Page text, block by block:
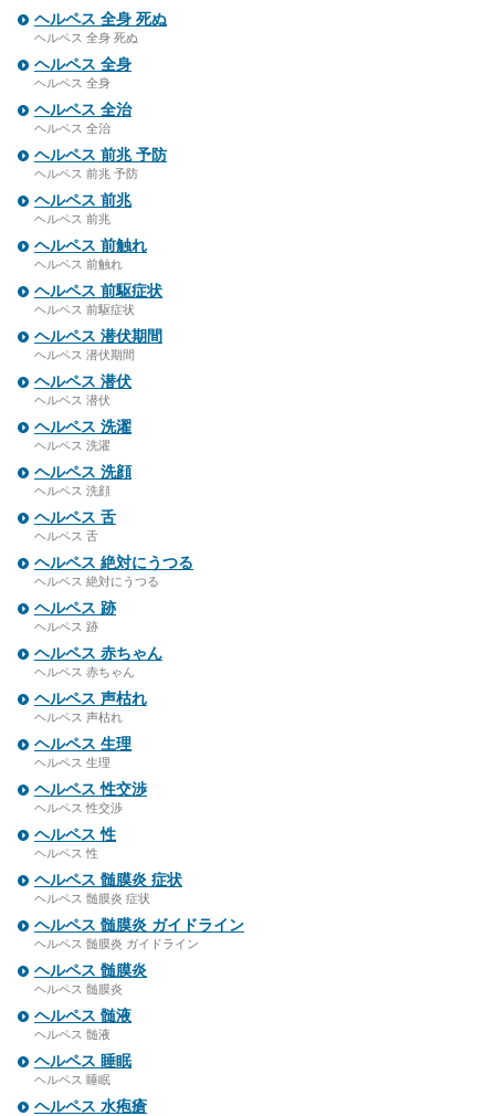
ヘルペス 全身 死ぬ
ヘルペス 全身 死ぬ
ヘルペス 全身
ヘルペス 全身
ヘルペス 全治
ヘルペス 全治
ヘルペス 前兆 予防
ヘルペス 前兆 予防
ヘルペス 前兆
ヘルペス 前兆
ヘルペス 前触れ
ヘルペス 前触れ
ヘルペス 前駆症状
ヘルペス 前駆症状
ヘルペス 潜伏期間
ヘルペス 潜伏期間
ヘルペス 潜伏
ヘルペス 潜伏
ヘルペス 洗濯
ヘルペス 洗濯
ヘルペス 洗顔
ヘルペス 洗顔
ヘルペス 舌
ヘルペス 舌
ヘルペス 絶対にうつる
ヘルペス 絶対にうつる
ヘルペス 跡
ヘルペス 跡
ヘルペス 赤ちゃん
ヘルペス 赤ちゃん
ヘルペス 声枯れ
ヘルペス 声枯れ
ヘルペス 生理
ヘルペス 生理
ヘルペス 性交渉
ヘルペス 性交渉
ヘルペス 性
ヘルペス 性
ヘルペス 髄膜炎 症状
ヘルペス 髄膜炎 症状
ヘルペス 髄膜炎 ガイドライン
ヘルペス 髄膜炎 ガイドライン
ヘルペス 髄膜炎
ヘルペス 髄膜炎
ヘルペス 髄液
ヘルペス 髄液
ヘルペス 睡眠
ヘルペス 睡眠
ヘルペス 水疱瘡